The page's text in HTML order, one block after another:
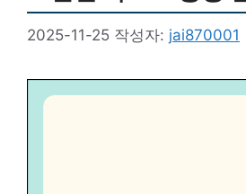
2025-11-25 작성자: jai870001